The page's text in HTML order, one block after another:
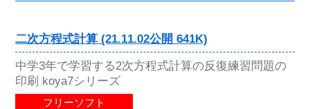
二次方程式計算 (21.11.02公開 641K)
中学3年で学習する2次方程式計算の反復練習問題の
印刷 koya7シリーズ
フリーソフト